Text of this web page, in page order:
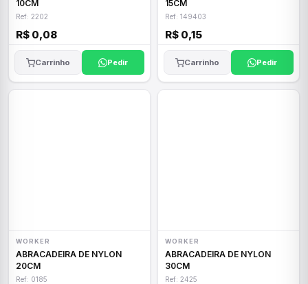
10CM
Ref: 2202
R$ 0,08
Carrinho Pedir
15CM
Ref: 149403
R$ 0,15
Carrinho Pedir
WORKER
ABRACADEIRA DE NYLON
20CM
Ref: 0185
WORKER
ABRACADEIRA DE NYLON
30CM
Ref: 2425